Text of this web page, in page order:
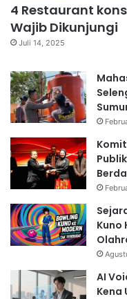
4 Restaurant
Wajib Dikunjungi
Juli 14, 2025
Kuno
AI
Kena